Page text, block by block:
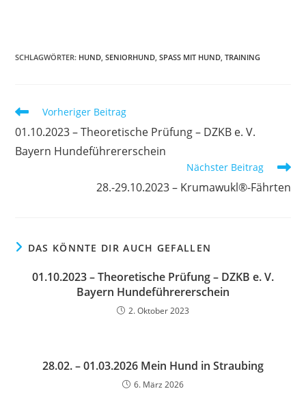
SCHLAGWÖRTER: HUND SENIORHUND SPASS MIT HUND TRAINING
Weitere
ansehen
Vorheriger Beitrag
01.10.2023 – Theoretische Prüfung – DZKB e. V.
Bayern Hundeführererschein
Nächster Beitrag
28.-29.10.2023 – Krumawukl®-Fährten
DAS KÖNNTE DIR AUCH GEFALLEN
01.10.2023 – Theoretische Prüfung – DZKB e. V.
Bayern Hundeführererschein
2. Oktober 2023
28.02. – 01.03.2026 Mein Hund in Straubing
6. März 2026